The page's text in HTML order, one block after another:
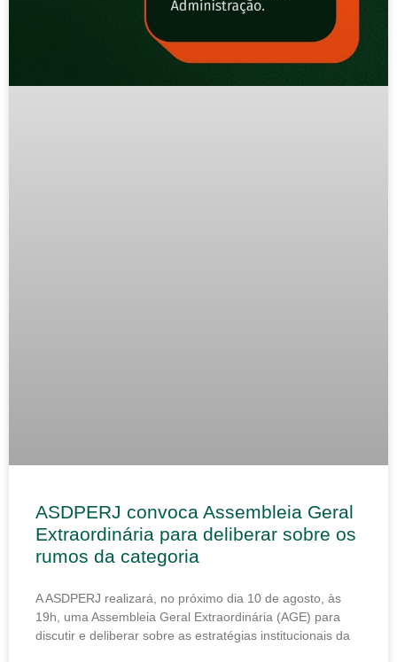
ASDPERJ convoca Assembleia Geral
Extraordinária para deliberar sobre os
rumos da categoria
A ASDPERJ realizará, no próximo dia 10 de agosto, às
19h, uma Assembleia Geral Extraordinária (AGE) para
discutir e deliberar sobre as estratégias institucionais da